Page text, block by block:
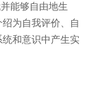
能够自由地生
为自我评价、自
和意识中产生实